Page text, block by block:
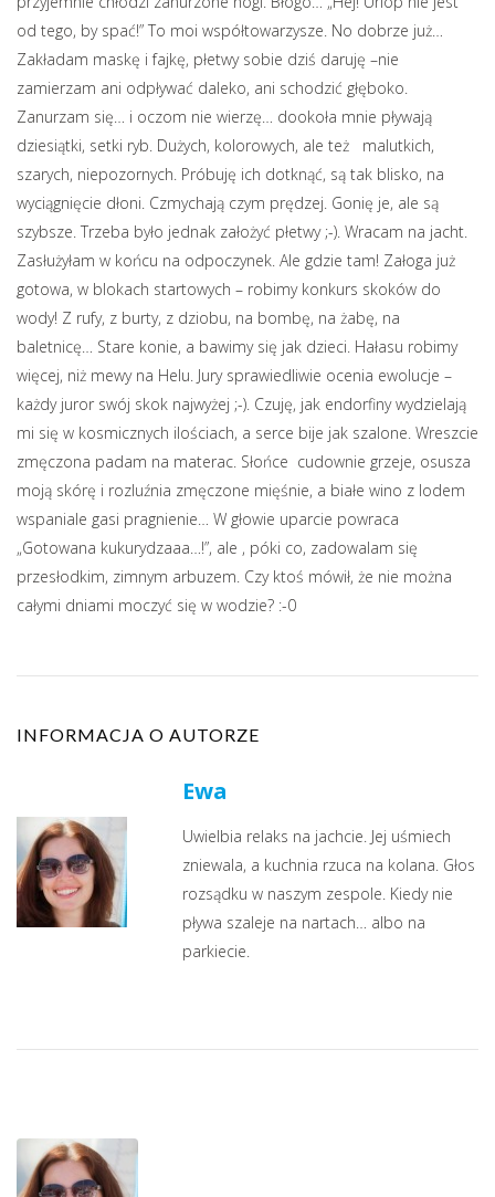
od tego, by spać!” To moi współtowarzysze. No dobrze już…
Zakładam maskę i fajkę, płetwy sobie dziś daruję –nie
zamierzam ani odpływać daleko, ani schodzić głęboko.
Zanurzam się… i oczom nie wierzę… dookoła mnie pływają
dziesiątki, setki ryb. Dużych, kolorowych, ale też malutkich,
szarych, niepozornych. Próbuję ich dotknąć, są tak blisko, na
wyciągnięcie dłoni. Czmychają czym prędzej. Gonię je, ale są
szybsze. Trzeba było jednak założyć płetwy ;-). Wracam na jacht.
Zasłużyłam w końcu na odpoczynek. Ale gdzie tam! Załoga już
gotowa, w blokach startowych – robimy konkurs skoków do
wody! Z rufy, z burty, z dziobu, na bombę, na żabę, na
baletnicę… Stare konie, a bawimy się jak dzieci. Hałasu robimy
więcej, niż mewy na Helu. Jury sprawiedliwie ocenia ewolucje –
każdy juror swój skok najwyżej ;-). Czuję, jak endorfiny wydzielają
mi się w kosmicznych ilościach, a serce bije jak szalone. Wreszcie
zmęczona padam na materac. Słońce cudownie grzeje, osusza
moją skórę i rozluźnia zmęczone mięśnie, a białe wino z lodem
wspaniale gasi pragnienie… W głowie uparcie powraca
„Gotowana kukurydzaaa…!”, ale , póki co, zadowalam się
przesłodkim, zimnym arbuzem. Czy ktoś mówił, że nie można
całymi dniami moczyć się w wodzie? :-0
INFORMACJA O AUTORZE
Ewa
Uwielbia relaks na jachcie. Jej uśmiech
zniewala, a kuchnia rzuca na kolana. Głos
rozsądku w naszym zespole. Kiedy nie
pływa szaleje na nartach… albo na
parkiecie.